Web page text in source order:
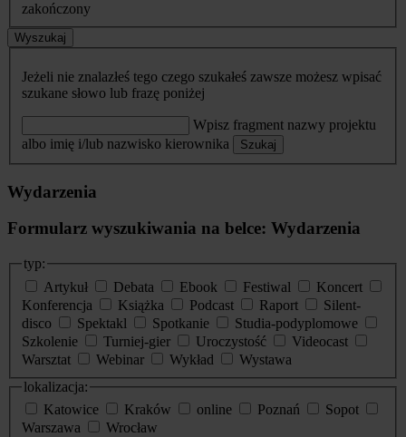
zakończony
Wyszukaj
Jeżeli nie znalazłeś tego czego szukałeś zawsze możesz wpisać
szukane słowo lub frazę poniżej
Wpisz fragment nazwy projektu
albo imię i/lub nazwisko kierownika
Szukaj
Wydarzenia
Formularz wyszukiwania na belce: Wydarzenia
typ:
Artykuł
Debata Ebook Festiwal
Koncert
Konferencja
Książka Podcast Raport
Silent-
disco
Spektakl Spotkanie
Studia-podyplomowe
Szkolenie
Turniej-gier Uroczystość
Videocast
Warsztat
Webinar Wykład
Wystawa
lokalizacja:
Katowice
Kraków online Poznań
Sopot
Warszawa
Wrocław